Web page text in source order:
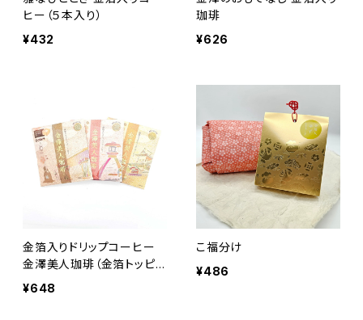
ヒー（５本入り）
¥432
珈琲
¥626
金箔入りドリップコーヒー
金澤美人珈琲（金箔トッピン
グ付き）
¥648
こ福分け
¥486